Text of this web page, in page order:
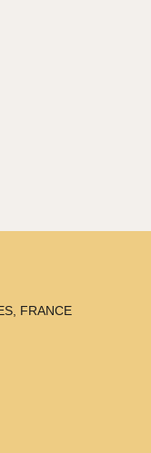
FRANCE